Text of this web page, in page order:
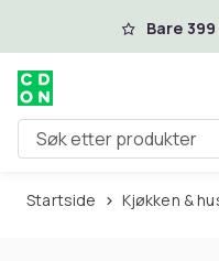
Hopp til Bare
Søk etter produkter
Startside Kjøkken &